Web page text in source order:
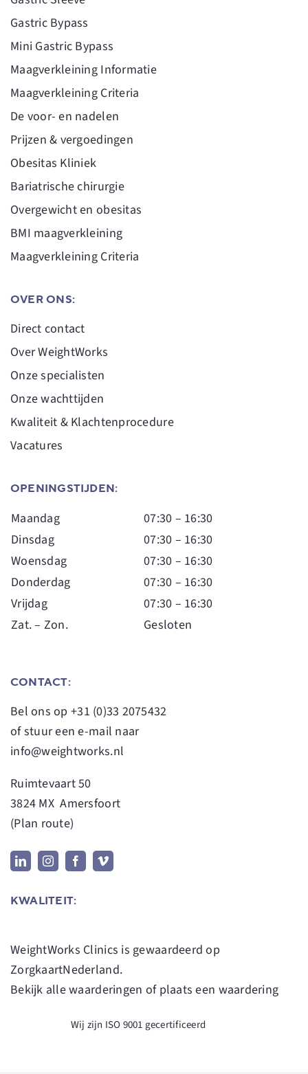
Gastric Bypass
Mini Gastric Bypass
Maagverkleining Informatie
Maagverkleining Criteria
De voor- en nadelen
Prijzen & vergoedingen
Obesitas Kliniek
Bariatrische chirurgie
Overgewicht en obesitas
BMI maagverkleining
Maagverkleining Criteria
OVER ONS:
Direct contact
Over WeightWorks
Onze specialisten
Onze wachttijden
Kwaliteit & Klachtenprocedure
Vacatures
OPENINGSTIJDEN:
Maandag
07:30 – 16:30
Dinsdag
07:30 – 16:30
Woensdag
07:30 – 16:30
Donderdag
07:30 – 16:30
Vrijdag
07:30 – 16:30
Zat. – Zon.
Gesloten
CONTACT:
Bel ons op +31 (0)33 2075432
of stuur een e-mail naar
info@weightworks.nl
Ruimtevaart 50
3824 MX Amersfoort
(Plan route)
KWALITEIT:
WeightWorks Clinics is gewaardeerd op
ZorgkaartNederland.
Bekijk alle waarderingen of plaats een waardering
Wij zijn ISO 9001 gecertificeerd